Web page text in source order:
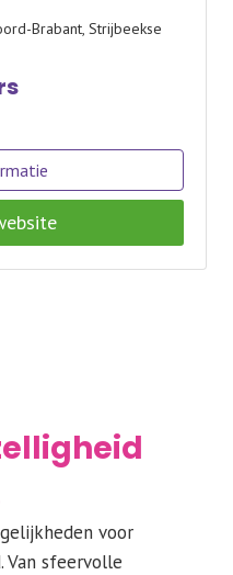
Brabant, Strijbeekse
voor
Van sfeervolle